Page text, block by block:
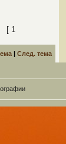
[ 1
| След. тема